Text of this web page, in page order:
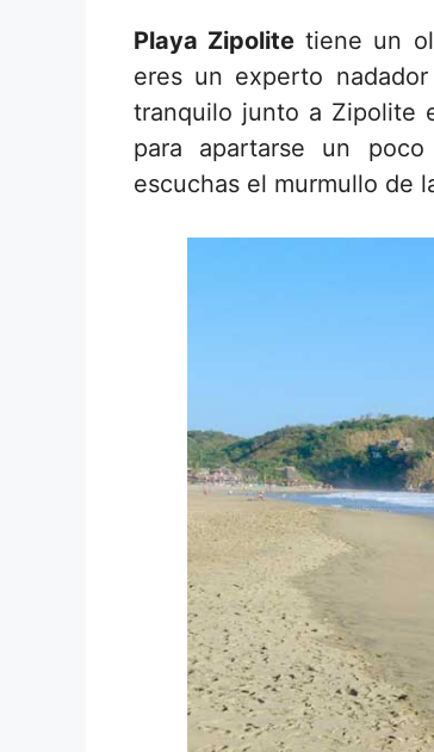
Playa Zipolite tiene un
eres un experto
tranquilo junto a Zipolite
para apartarse un
escuchas el murmullo de